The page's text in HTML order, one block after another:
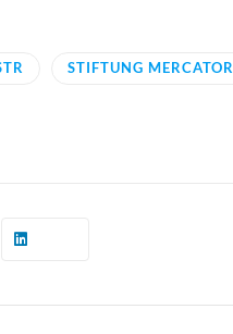
STIFTUNG MERCATOR